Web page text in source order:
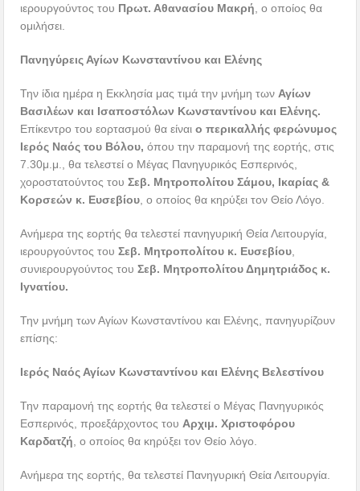
ιερουργούντος του Πρωτ. Αθανασίου Μακρή , ο οποίος θα
ομιλήσει.
Πανηγύρεις Αγίων Κωνσταντίνου και Ελένης
Την ίδια ημέρα η Εκκλησία μας τιμά την μνήμη των Αγίων
Βασιλέων και Ισαποστόλων Κωνσταντίνου και Ελένης.
Επίκεντρο του εορτασμού θα είναιο περικαλλής φερώνυμος
Ιερός Ναός του Βόλου,όπου την παραμονή της εορτής, στις
7.30μ.μ., θα τελεστεί ο Μέγας Πανηγυρικός Εσπερινός,
χοροστατούντος τουΣεβ. Μητροπολίτου Σάμου, Ικαρίας &
Κορσεών κ. Ευσεβίου , ο οποίος θα κηρύξει τον Θείο Λόγο.
Ανήμερα της εορτής θα τελεστεί πανηγυρική Θεία Λειτουργία,
ιερουργούντος τουΣεβ. Μητροπολίτου κ. Ευσεβίου
συνιερουργούντος τουΣεβ. Μητροπολίτου Δημητριάδος κ.
Ιγνατίου.
Την μνήμη των Αγίων Κωνσταντίνου και Ελένης, πανηγυρίζουν
επίσης:
Ιερός Ναός Αγίων Κωνσταντίνου και Ελένης Βελεστίνου
Την παραμονή της εορτής θα τελεστεί ο Μέγας Πανηγυρικός
Εσπερινός, προεξάρχοντος του Αρχιμ. Χριστοφόρου
Καρδατζή , ο οποίος θα κηρύξει τον Θείο λόγο.
Ανήμερα της εορτής, θα τελεστεί Πανηγυρική Θεία Λειτουργία.